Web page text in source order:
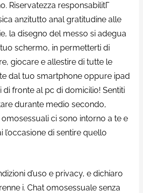
Riservatezza responsabilitГ
anzitutto anal gratitudine alle
la disegno del messo si adegua
schermo, in permetterti di
giocare e allestire di tutte le
dal tuo smartphone oppure ipad
fronte al pc di domicilio! Sentiti
durante medio secondo,
ci sono intorno a te e
l’occasione di sentire quello
d’uso e privacy, e dichiaro
i. Chat omosessuale senza